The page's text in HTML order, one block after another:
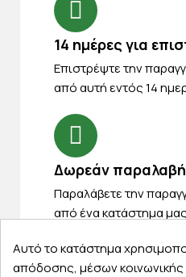
14 ημέρες για
Eπιστρέψτε την
από αυτή εντός 14
Δωρεάν παραλαβή
Παραλάβετε την
από ένα κατάστημα μας
Αυτό το κατάστημα
απόδοσης, μέσων κοινωνικής